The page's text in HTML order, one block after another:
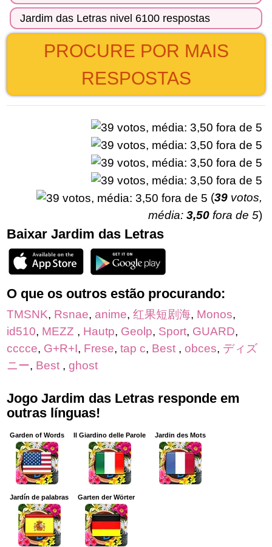
Jardim das Letras nivel 6100 respostas
PROCURE POR MAIS
RESPOSTAS
(39 votos,
média: 3,50 fora de 5)
Baixar Jardim das Letras
O que os outros estão procurando:
TMSNK, Rsnae, anime, 红果短剧海, Monos,
id510, MEZZ , Hautp, Geolp, Sport, GUARD,
cccce, G+R+I, Frese, tap c, Best , obces, ディズ
ニー, Best , ghost
Jogo Jardim das Letras responde em
outras línguas!
Garden of Words Il Giardino delle Parole Jardin des Mots
Jardín de palabras Garten der Wörter